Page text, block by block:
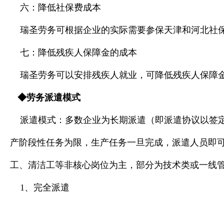
六：降低社保费成本
瑞圣劳务可根据企业的实际需要参保天津和河北社
七：降低残疾人保障金的成本
瑞圣劳务可以安排残疾人就业，可降低残疾人保障
◆劳务派遣模式
派遣模式：多数企业为长期派遣（即派遣协议以签
产阶段性任务为限，生产任务一旦完成，派遣人员即
工、清洁工等非核心岗位为主，部分为技术类或一线
1、完全派遣